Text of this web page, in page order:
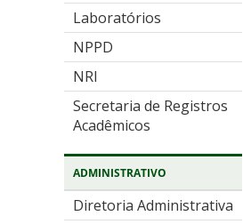
Laboratórios
NPPD
NRI
Secretaria de Registros
Acadêmicos
ADMINISTRATIVO
Diretoria Administrativa